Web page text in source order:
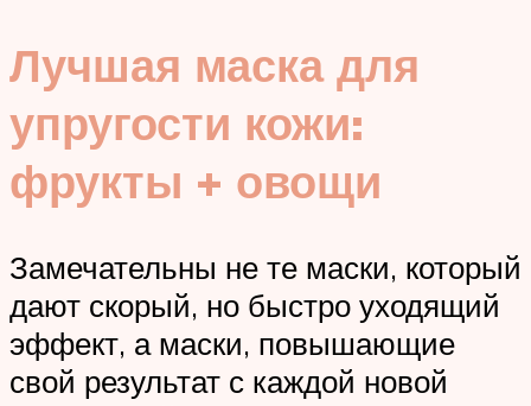
Лучшая маска для
упругости кожи:
фрукты + овощи
Замечательны не те маски, который
дают скорый, но быстро уходящий
эффект, а маски, повышающие
свой результат с каждой новой